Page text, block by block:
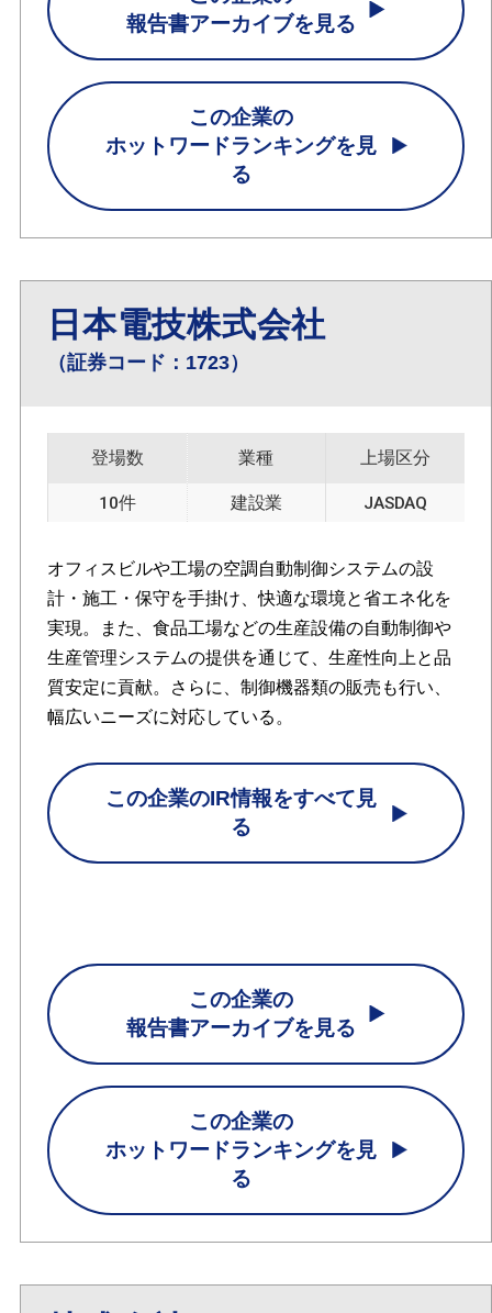
報告書アーカイブを見る
この企業の
ホットワードランキングを見
る
日本電技株式会社
（証券コード：1723）
登場数
10件
業種
建設業
上場区分
JASDAQ
オフィスビルや工場の空調自動制御システムの設
計・施工・保守を手掛け、快適な環境と省エネ化を
実現。また、食品工場などの生産設備の自動制御や
生産管理システムの提供を通じて、生産性向上と品
質安定に貢献。さらに、制御機器類の販売も行い、
幅広いニーズに対応している。
この企業のIR情報をすべて見
る
この企業の
報告書アーカイブを見る
この企業の
ホットワードランキングを見
る